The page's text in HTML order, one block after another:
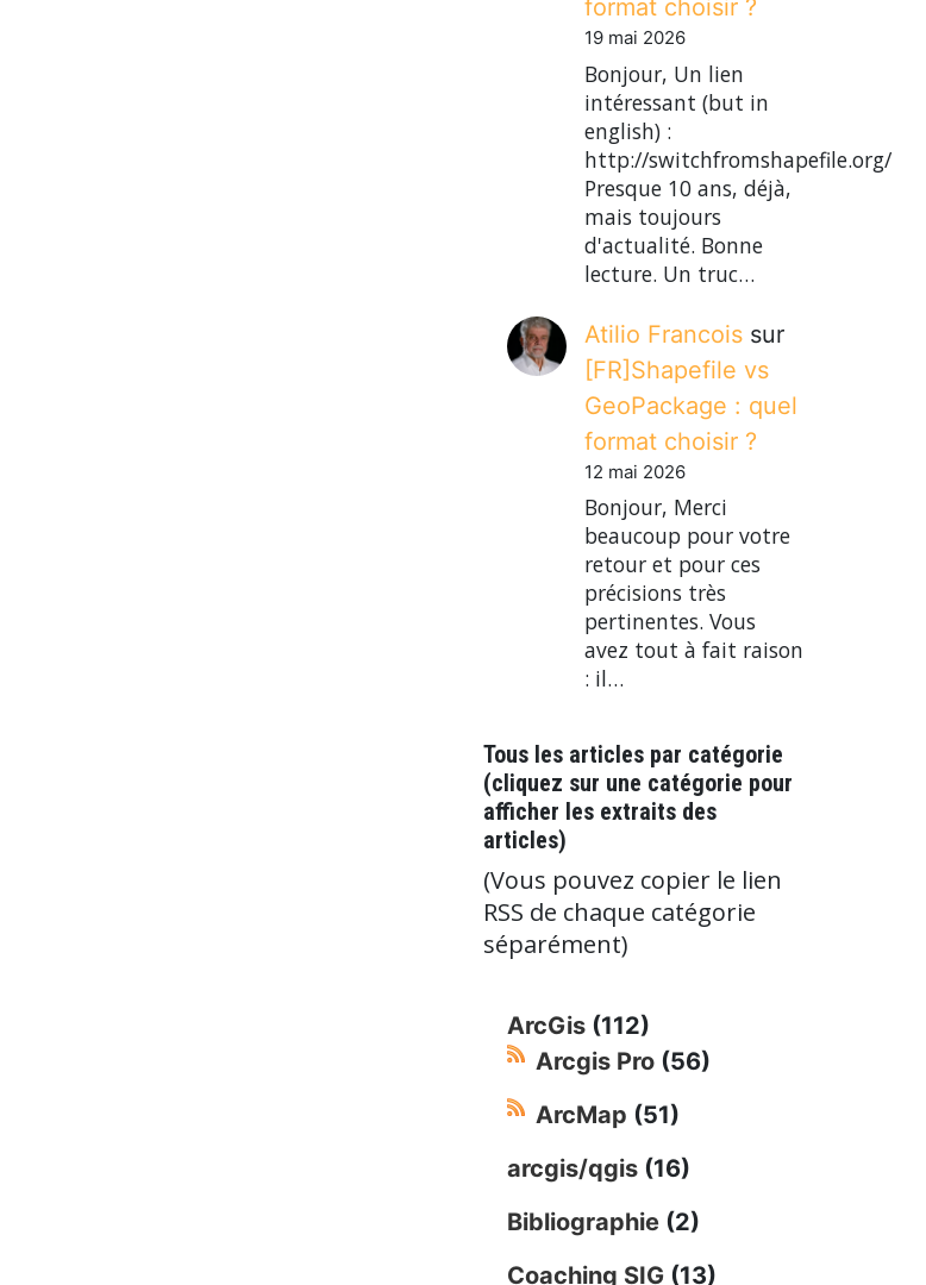
format choisir ?
19 mai 2026
Bonjour, Un lien
intéressant (but in
english) :
http://switchfromshapefile.org/
Presque 10 ans, déjà,
mais toujours
d'actualité. Bonne
lecture. Un truc…
Atilio Francois sur
[FR]Shapefile vs
GeoPackage : quel
format choisir ?
12 mai 2026
Bonjour, Merci
beaucoup pour votre
retour et pour ces
précisions très
pertinentes. Vous
avez tout à fait raison
: il…
Tous les articles par catégorie
(cliquez sur une catégorie pour
afficher les extraits des
articles)
(Vous pouvez copier le lien
RSS de chaque catégorie
séparément)
ArcGis (112)
Arcgis Pro (56)
ArcMap (51)
arcgis/qgis (16)
Bibliographie (2)
Coaching SIG (13)